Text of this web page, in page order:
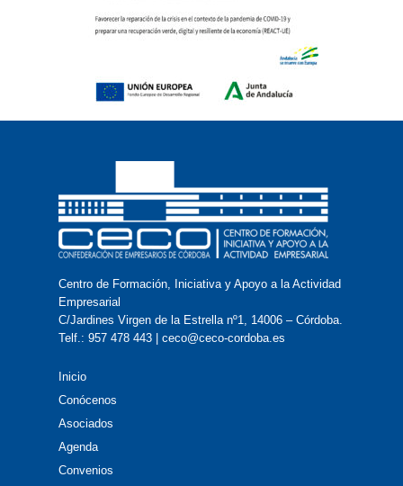
Centro de Formación, Iniciativa y Apoyo a la Actividad
Empresarial
C/Jardines Virgen de la Estrella nº1, 14006 – Córdoba.
Telf.: 957 478 443 | ceco@ceco-cordoba.es
Inicio
Conócenos
Asociados
Agenda
Convenios